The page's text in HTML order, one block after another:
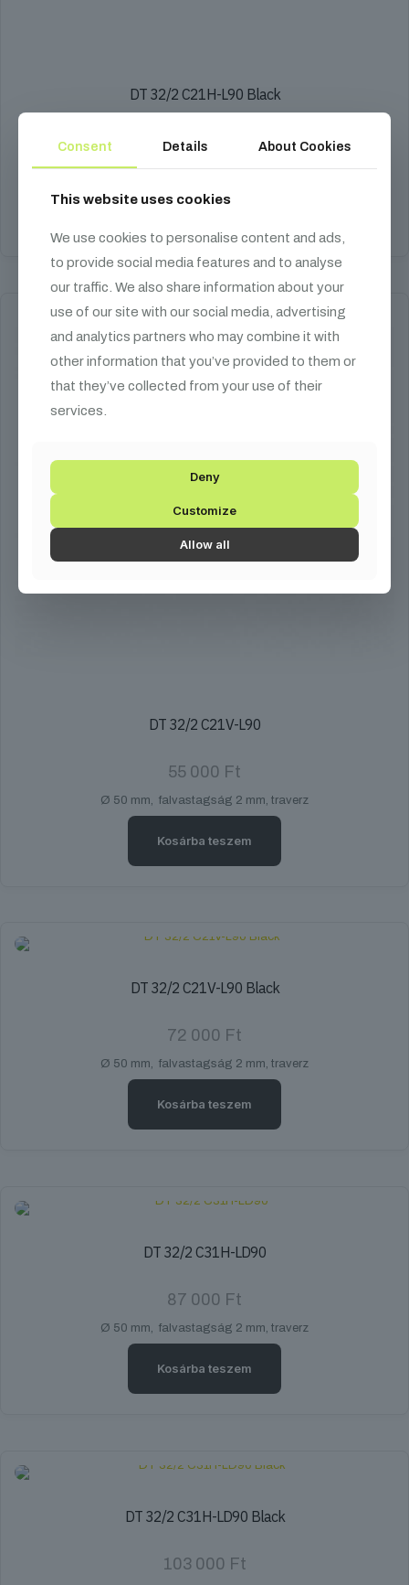
DT 32/2 C21H-L90 Black
72 000
Ø 50 mm, falvastagság 2 mm, traverz
DT 32/2 C21V-L90
55 000 Ft
Ø 50 mm, falvastagság 2 mm, traverz
Kosárba teszem
DT 32/2 C21V-L90 Black
72 000 Ft
Ø 50 mm, falvastagság 2 mm, traverz
Kosárba teszem
DT 32/2 C31H-LD90
87 000 Ft
Ø 50 mm, falvastagság 2 mm, traverz
Kosárba teszem
DT 32/2 C31H-LD90 Black
103 000 Ft
Consent Details About Cookies
This website uses cookies
We use cookies to personalise content and ads,
to provide social media features and to analyse
our traffic. We also share information about your
use of our site with our social media, advertising
and analytics partners who may combine it with
other information that you’ve provided to them or
that they’ve collected from your use of their
services.
Deny
Customize
Allow all